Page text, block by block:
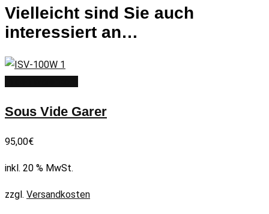
Vielleicht sind Sie auch
interessiert an…
Sous Vide Garer
95,00€
inkl. 20 % MwSt.
zzgl. Versandkosten